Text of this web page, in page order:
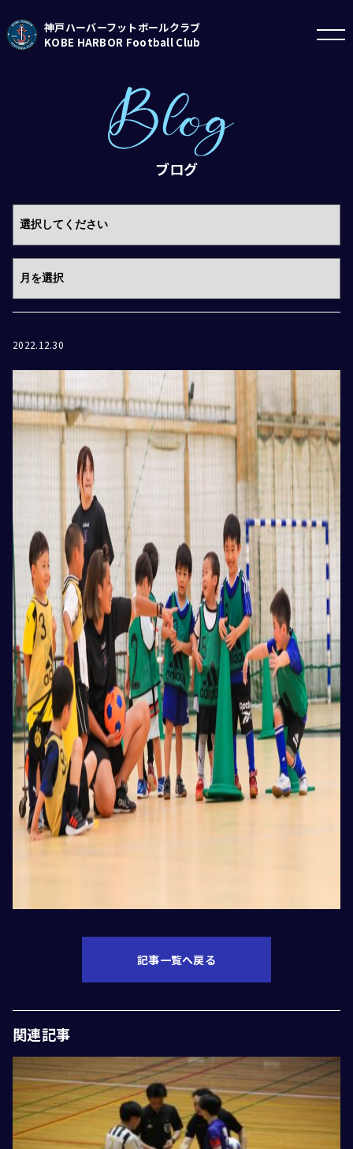
神戸ハーバーフットボールクラブ
KOBE HARBOR Football Club
ブログ
2022.12.30
記事一覧へ戻る
関連記事